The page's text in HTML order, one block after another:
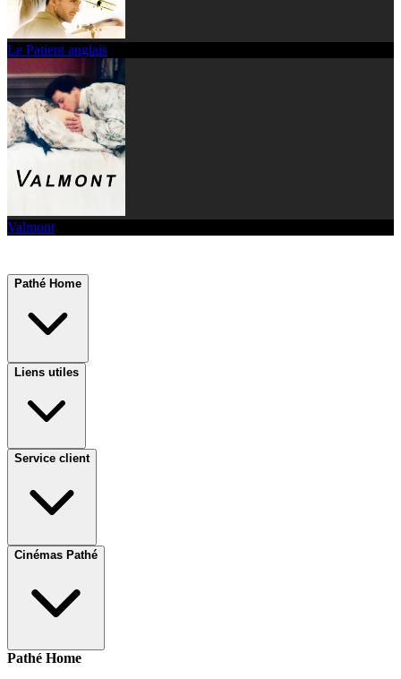
Le Patient anglais
Valmont
Pathé Home
Liens utiles
Service client
Cinémas Pathé
Pathé Home